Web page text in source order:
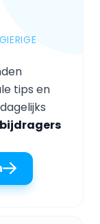
tips en